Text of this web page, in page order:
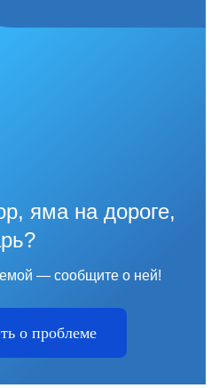
яма на дороге,
— сообщите о ней!
о проблеме